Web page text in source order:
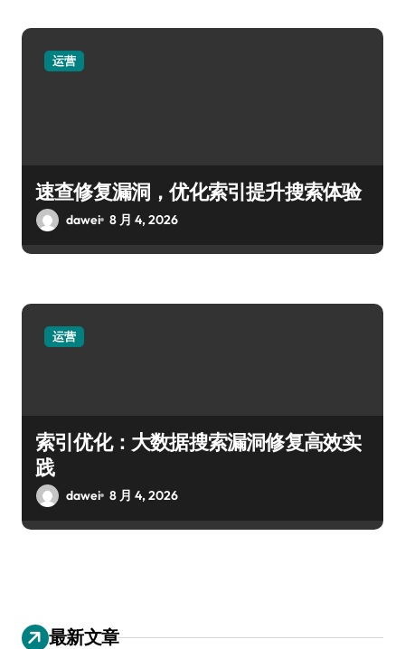
运营
速查修复漏洞，优化索引提升搜索体验
dawei 8 月 4, 2026
运营
索引优化：大数据搜索漏洞修复高效实
践
dawei 8 月 4, 2026
最新文章